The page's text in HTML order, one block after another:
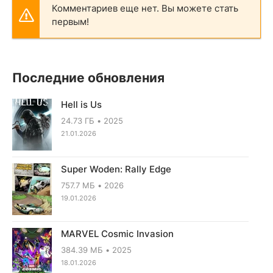
Комментариев еще нет. Вы можете стать
первым!
Последние обновления
Hell is Us
24.73 ГБ 2025
21.01.2026
Super Woden: Rally Edge
757.7 МБ 2026
19.01.2026
MARVEL Cosmic Invasion
384.39 МБ 2025
18.01.2026